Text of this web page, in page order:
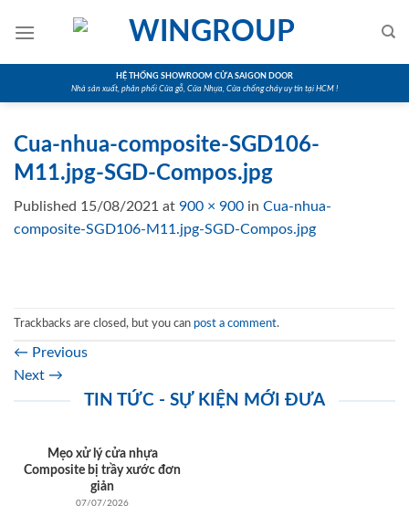
HỆ THỐNG SHOWROOM CỬA SAIGON DOOR
Nhà sản xuất, phân phối Cửa gỗ, Cửa Nhựa, Cửa chống cháy uy tín tại HCM !
Cua-nhua-composite-SGD106-
M11.jpg-SGD-Compos.jpg
Published 15/08/2021 at 900 × 900 in Cua-nhua-
composite-SGD106-M11.jpg-SGD-Compos.jpg
Trackbacks are closed, but you can post a comment.
← Previous
Next →
TIN TỨC - SỰ KIỆN MỚI ĐƯA
Mẹo xử lý cửa nhựa
Composite bị trầy xước đơn
giản
07/07/2026